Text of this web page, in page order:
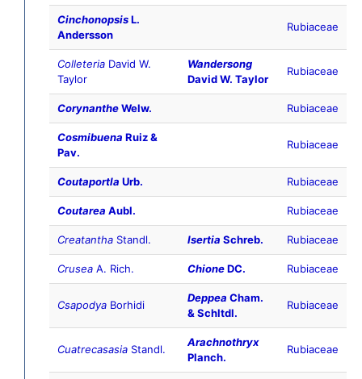
CinchonopsisL.
Andersson
Rubiaceae
Colleteria David W.
Taylor
Wandersong
David W. Taylor
Rubiaceae
CorynantheWelw. Rubiaceae
Cosmibuena Ruiz &
Pav.
Rubiaceae
Coutaportla Urb. Rubiaceae
Coutarea Aubl. Rubiaceae
Creatantha Standl. Isertia Schreb. Rubiaceae
Crusea A. Rich. ChioneDC. Rubiaceae
Csapodya Borhidi
Deppea Cham.
& Schltdl.
Rubiaceae
Cuatrecasasia Standl.
Arachnothryx
Planch.
Rubiaceae